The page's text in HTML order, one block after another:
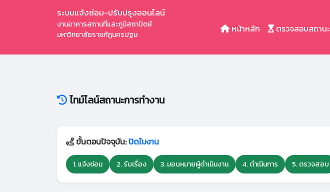
ระบบแจ้งซ่อม-ปรับปรุงออนไลน์
งานอาคารสถานที่และภูมิสถาปัตย์
มหาวิทยาลัยราชภัฏนครปฐม
หน้าหลัก ตรวจสอบสถานะ
ไทม์ไลน์สถานะการทำงาน
ขั้นตอนปัจจุบัน:ปิดใบงาน
1. แจ้งซ่อม 2. รับเรื่อง 3. มอบหมายผู้ดำเนินงาน 4. ดำเนินการ 5. ตรวจสอบ